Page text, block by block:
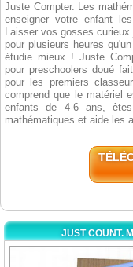
Juste Compter. Les
enseigner votre enfant
Laisser vos gosses
pour plusieurs heures
étudie mieux ! Juste
pour preschoolers doué
pour les premiers
comprend que le matériel
enfants de 4-6 ans,
mathématiques et aide les
JUST COUNT.